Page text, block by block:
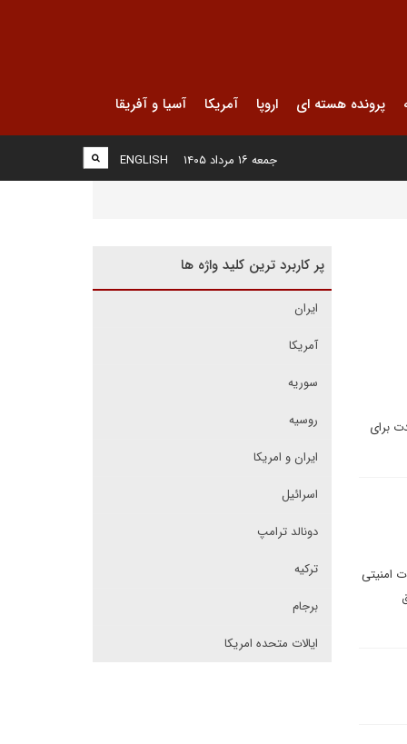
پرونده هسته ای اروپا آمریکا آسیا و آفریقا
ENGLISH جمعه ۱۶ مرداد ۱۴۰۵
در اکتبر ۲۰۲۳، طرحی بلندمدت برای
امنیتی
پر کاربرد ترین کلید واژه ها
ایران
آمریکا
سوریه
روسیه
ایران و امریکا
اسرائیل
دونالد ترامپ
ترکیه
برجام
ایالات متحده امریکا